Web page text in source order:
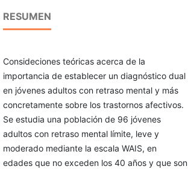
RESUMEN
Consideciones teóricas acerca de la
importancia de establecer un diagnóstico dual
en jóvenes adultos con retraso mental y más
concretamente sobre los trastornos afectivos.
Se estudia una población de 96 jóvenes
adultos con retraso mental límite, leve y
moderado mediante la escala WAIS, en
edades que no exceden los 40 años y que son